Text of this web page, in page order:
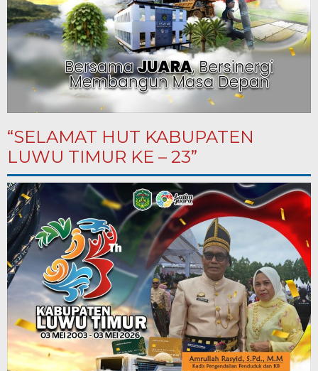
“SELAMAT HUT KABUPATEN
LUWU TIMUR KE – 23”